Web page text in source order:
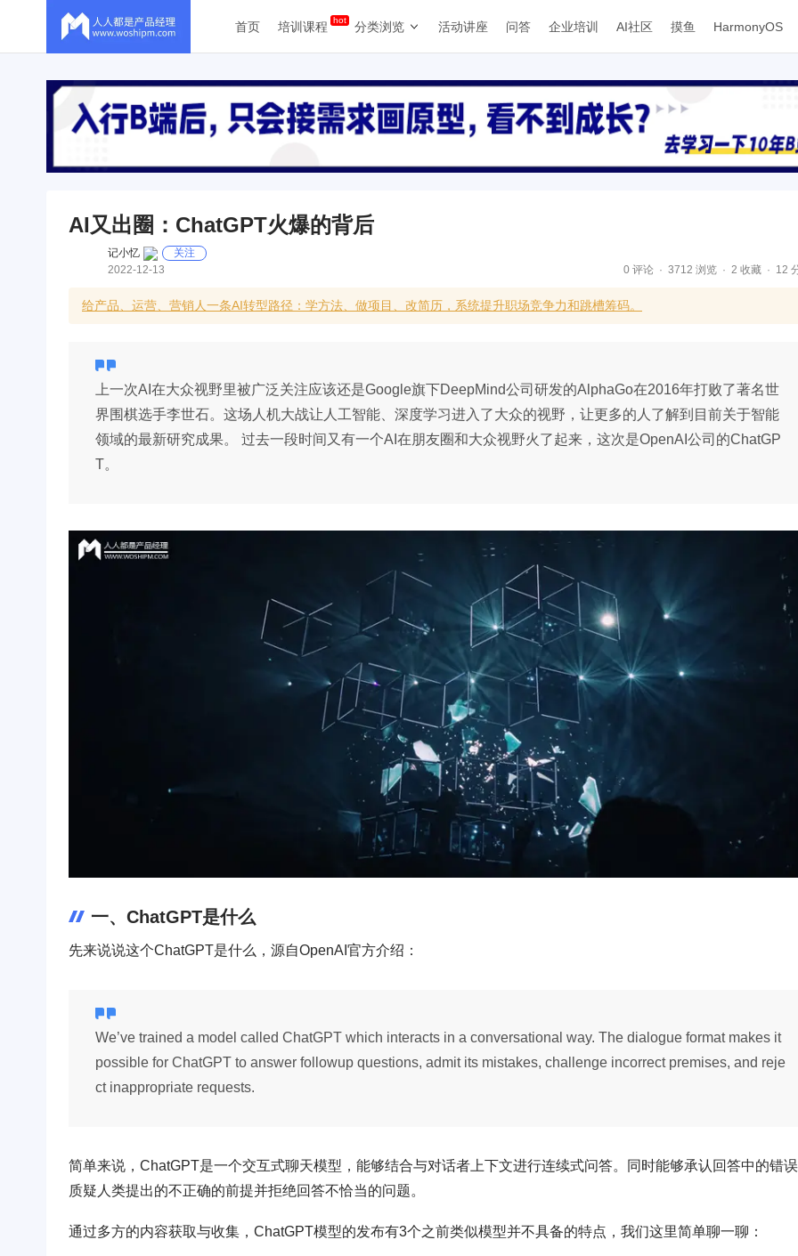
首页 培训课程 分类浏览 活动讲座 问答 企业培训 AI社区 摸鱼 HarmonyOS
AI又出圈：ChatGPT火爆的背后
记小忆
关注
2022-12-13
0 评论 3712 浏览 2 收藏 12
给产品、运营、营销人一条AI转型路径：学方法、做项目、改简历，系统提升职场竞争力和跳槽筹码。
上一次AI在大众视野里被广泛关注应该还是Google旗下DeepMind公司研发的AlphaGo在2016年打败了著名世
界围棋选手李世石。这场人机大战让人工智能、深度学习进入了大众的视野，让更多的人了解到目前关于智能
领域的最新研究成果。 过去一段时间又有一个AI在朋友圈和大众视野火了起来，这次是OpenAI公司的ChatGP
T。
一、ChatGPT是什么
先来说说这个ChatGPT是什么，源自OpenAI官方介绍：
We’ve trained a model called ChatGPT which interacts in a conversational way. The dialogue format makes it
possible for ChatGPT to answer followup questions, admit its mistakes, challenge incorrect premises, and reje
ct inappropriate requests.
简单来说，ChatGPT是一个交互式聊天模型，能够结合与对话者上下文进行连续式问答。同时能够承认回答中的错
质疑人类提出的不正确的前提并拒绝回答不恰当的问题。
通过多方的内容获取与收集，ChatGPT模型的发布有3个之前类似模型并不具备的特点，我们这里简单聊一聊：